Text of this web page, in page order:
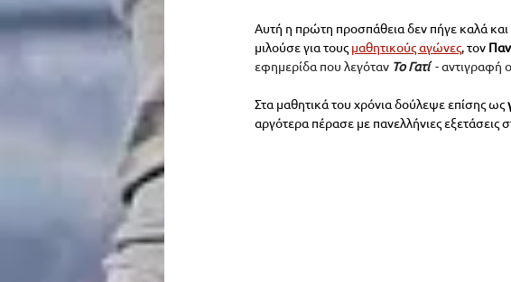
Αυτή η πρώτη προσπάθεια δεν πήγε καλά και
μιλούσε για τους μαθητικούς αγώνες, τον
εφημερίδα που λεγόταν Το Γατί - αντιγραφή
Στα μαθητικά του χρόνια δούλεψε επίσης ως
αργότερα πέρασε με πανελλήνιες εξετάσεις